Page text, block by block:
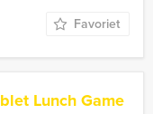
Favoriet
Lunch Game